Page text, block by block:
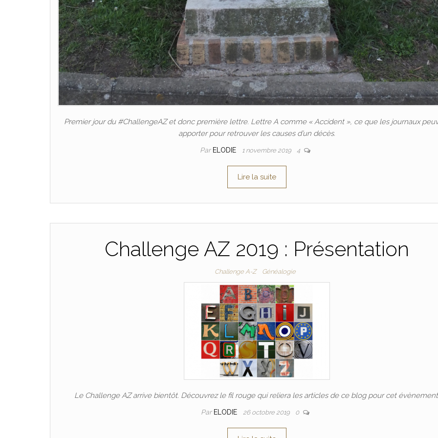
Premier jour du #ChallengeAZ et donc première lettre. Lettre A comme « Accident », ce que les journaux
apporter pour retrouver les causes d’un décès.
Par ELODIE 1 novembre 2019 4
Lire la suite
Challenge AZ 2019 : Présentation
Challenge A-Z Généalogie
Le Challenge AZ arrive bientôt. Découvrez le fil rouge qui reliera les articles de ce blog pour cet
Par ELODIE 26 octobre 2019 0